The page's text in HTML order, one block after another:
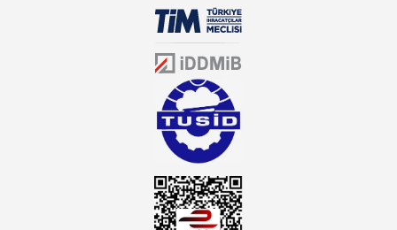
sektörün farklı alanlarında da faliyet gösteren mutbex.com,
Öztiryakiler resmi bayisidir. Öztiryakiler ürünleri üzerinde büyük bir
donanıma sahip ekibi ile müşterilerine koşulsuz destek sunan
mutbex.com ile endüstriyel mutfak malzemeleri konusunda
alacağınız hizmet standartların her zaman üstünde olacaktır.